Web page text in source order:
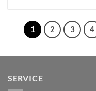
1 2 3 4
SERVICE